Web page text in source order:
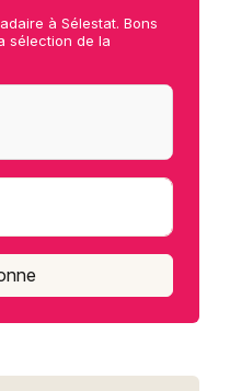
à Sélestat. Bons
sélection de la